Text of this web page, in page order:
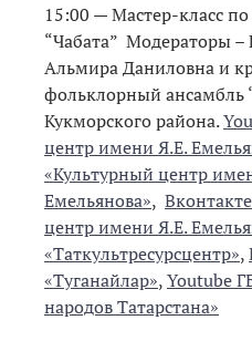
15:00 — Мастер-класс
“Чабата” Модераторы
Альмира Даниловна и
фольклорный ансамбль
Кукморского района.
центр имени Я.Е.
«Культурный центр
Емельянова»,
центр имени Я.Е.
«Таткультресурсцентр»,
«Туганайлар»,Youtube
народов Татарстана»